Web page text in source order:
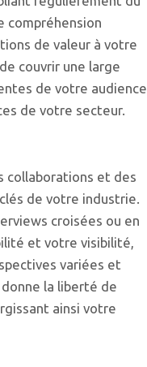
compréhension
de valeur à votre
couvrir une large
de votre audience
de votre secteur.
collaborations et des
de votre industrie.
croisées ou en
et votre visibilité,
variées et
la liberté de
ainsi votre